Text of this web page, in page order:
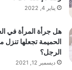
يناير 4, 2022
هل جرأة المرأة في
الحميمة تجعلها
الرجل؟
ديسمبر 12, 2021